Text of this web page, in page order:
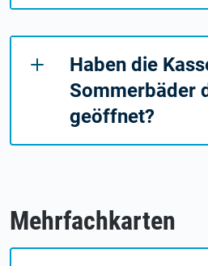
Haben die
Sommerbäder
geöffnet?
Mehrfachkarten